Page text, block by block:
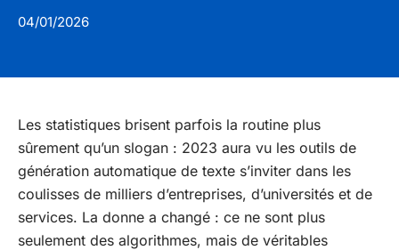
04/01/2026
Les statistiques brisent parfois la routine plus
sûrement qu’un slogan : 2023 aura vu les outils de
génération automatique de texte s’inviter dans les
coulisses de milliers d’entreprises, d’universités et de
services. La donne a changé : ce ne sont plus
seulement des algorithmes, mais de véritables